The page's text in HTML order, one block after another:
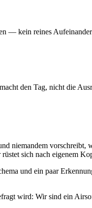
— kein reines
den Tag, nicht die
niemandem
sich nach eigenem
und ein paar
wird: Wir sind ein